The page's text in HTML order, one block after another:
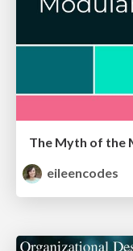
eileencodes